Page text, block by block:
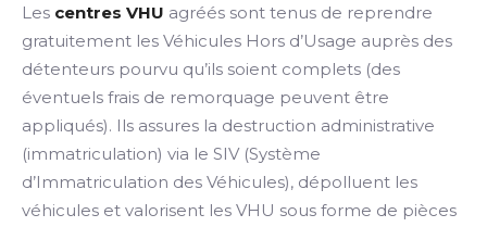
Les centres VHU agréés sont tenus de reprendre
gratuitement les Véhicules Hors d’Usage auprès des
détenteurs pourvu qu’ils soient complets (des
éventuels frais de remorquage peuvent être
appliqués). Ils assures la destruction administrative
(immatriculation) via le SIV (Système
d’Immatriculation des Véhicules), dépolluent les
véhicules et valorisent les VHU sous forme de pièces